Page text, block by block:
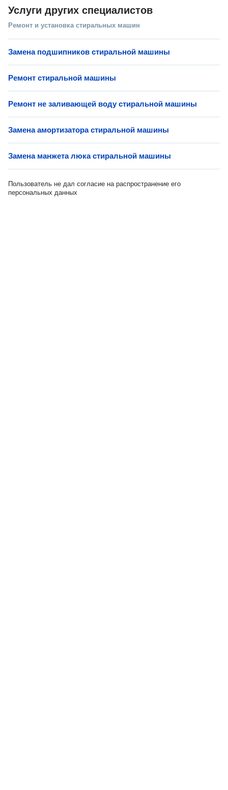
Услуги других специалистов
Ремонт и установка стиральных машин
Замена подшипников стиральной машины
Ремонт стиральной машины
Ремонт не заливающей воду стиральной машины
Замена амортизатора стиральной машины
Замена манжета люка стиральной машины
Пользователь не дал согласие на распространение его
персональных данных